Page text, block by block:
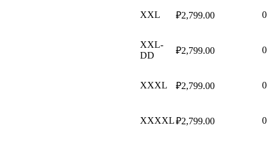
XXL ₽2,799.00 0
XXL-
DD
₽2,799.00 0
XXXL ₽2,799.00 0
XXXXL₽2,799.00 0